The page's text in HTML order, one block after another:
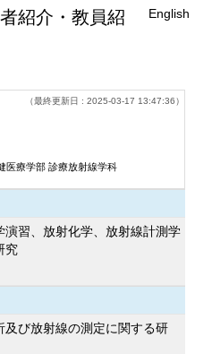
紹介・教員紹
English
（最終更新日 : 2025-03-17 13:47:36）
医療学部 診療放射線学科
習、放射化学、放射線計測学
究
及び放射線の測定に関する研